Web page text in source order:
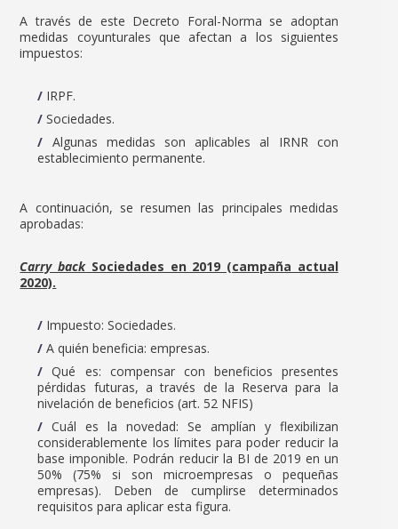
A través de este Decreto Foral-Norma se adoptan
medidas coyunturales que afectan a los siguientes
impuestos:
IRPF.
Sociedades.
Algunas medidas son aplicables al IRNR con
establecimiento permanente.
A continuación, se resumen las principales medidas
aprobadas:
Carry backSociedades en 2019 (campaña actual
2020).
Impuesto: Sociedades.
A quién beneficia: empresas.
Qué es: compensar con beneficios presentes
pérdidas futuras, a través de la Reserva para la
nivelación de beneficios (art. 52 NFIS)
Cuál es la novedad: Se amplían y flexibilizan
considerablemente los límites para poder reducir la
base imponible. Podrán reducir la BI de 2019 en un
50% (75% si son microempresas o pequeñas
empresas). Deben de cumplirse determinados
requisitos para aplicar esta figura.